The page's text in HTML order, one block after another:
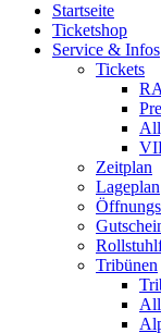
Startseite
Ticketshop
Service & Infos
Tickets
Zeitplan
Lageplan
Tribünen